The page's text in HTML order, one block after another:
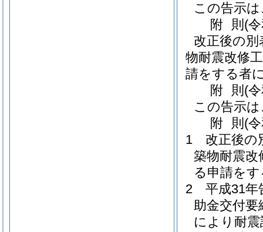
この告示
附 則 (
改正後の
物耐震改修
請をする者
附 則 (
この告示
附 則 (
1
改正後の
築物耐震改
る申請を
2
平成31年
助金交付
により耐